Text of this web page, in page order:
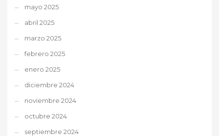
mayo 2025
abril 2025
marzo 2025
febrero 2025
enero 2025
diciembre 2024
noviembre 2024
octubre 2024
septiembre 2024